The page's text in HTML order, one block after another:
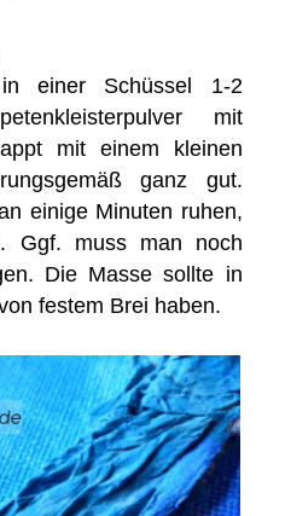
einer Schüssel 1-2
mit
mit einem kleinen
ganz gut.
einige Minuten ruhen,
Ggf. muss man noch
Die Masse sollte in
festem Brei haben.